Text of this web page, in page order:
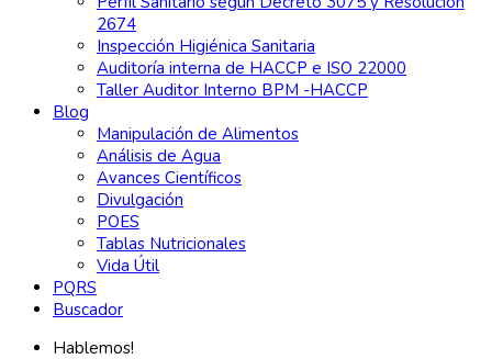
2674
Inspección Higiénica Sanitaria
Auditoría interna de HACCP e ISO 22000
Taller Auditor Interno BPM -HACCP
Blog
Manipulación de Alimentos
Análisis de Agua
Avances Científicos
Divulgación
POES
Tablas Nutricionales
Vida Útil
PQRS
Buscador
Hablemos!